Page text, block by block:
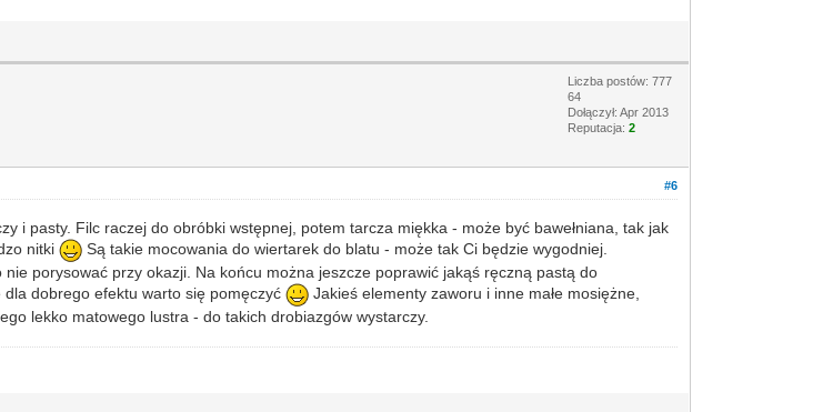
Liczba postów: 777
64
Dołączył: Apr 2013
Reputacja:2
#6
i pasty. Filc raczej do obróbki wstępnej, potem tarcza miękka - może być bawełniana, tak jak
nitki
Są takie mocowania do wiertarek do blatu - może tak Ci będzie wygodniej.
porysować przy okazji. Na końcu można jeszcze poprawić jakąś ręczną pastą do
dla dobrego efektu warto się pomęczyć
Jakieś elementy zaworu i inne małe mosiężne,
lekko matowego lustra - do takich drobiazgów wystarczy.